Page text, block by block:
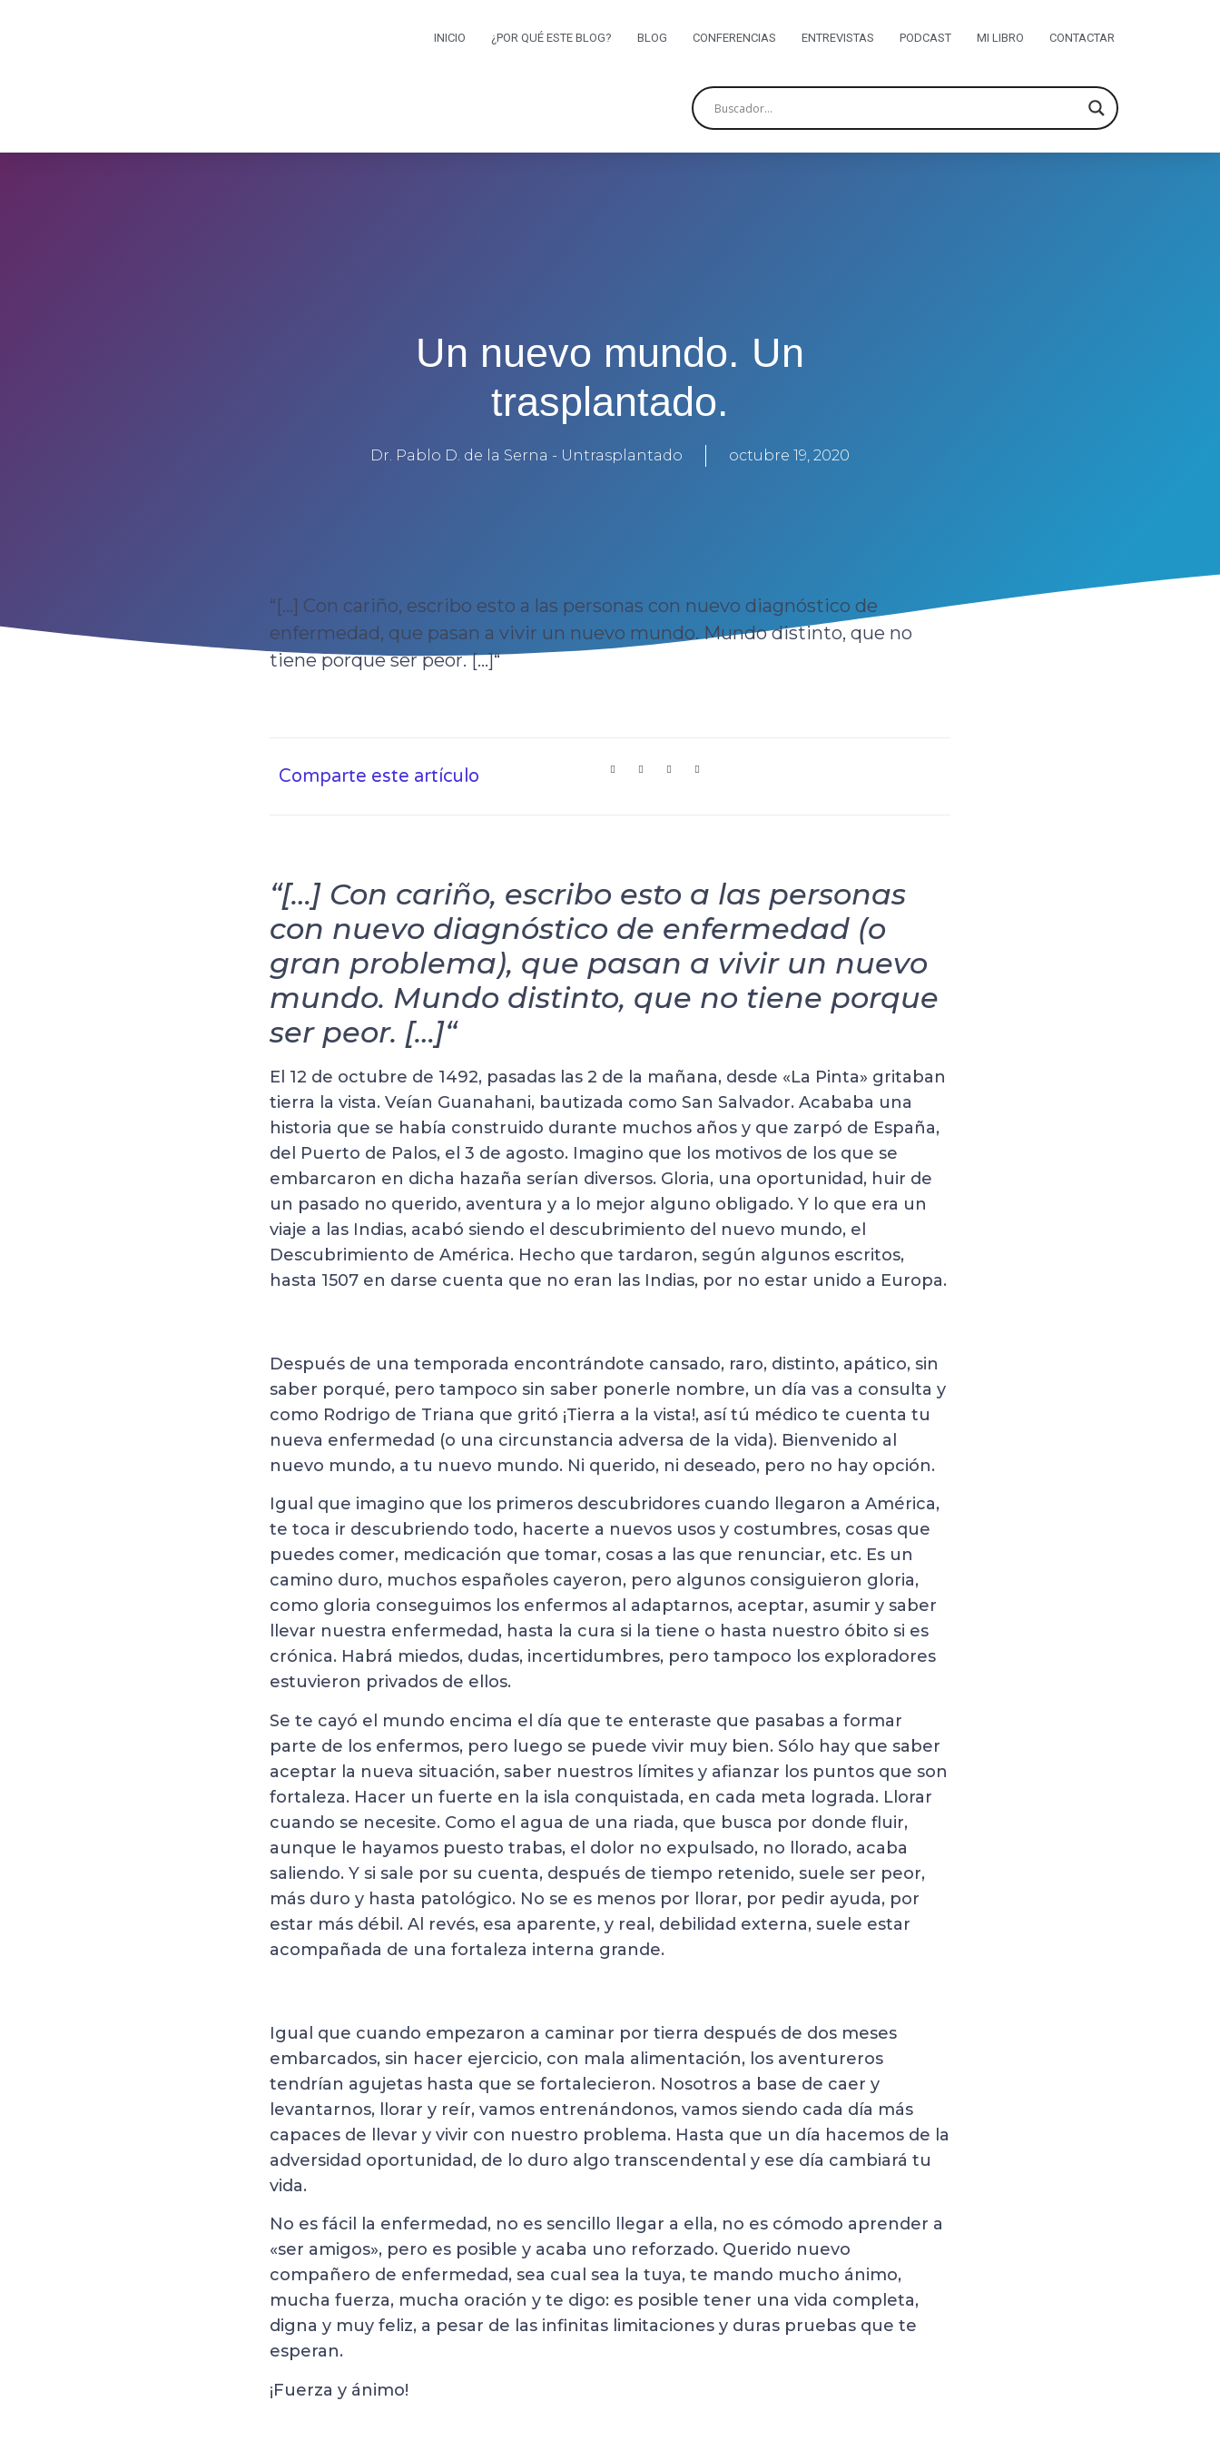
INICIO ¿POR QUÉ ESTE BLOG? BLOG CONFERENCIAS ENTREVISTAS PODCAST MI LIBRO CONTACTAR
Un nuevo mundo. Un
trasplantado.
Dr. Pablo D. de la Serna - Untrasplantado octubre 19, 2020
“[...] Con cariño, escribo esto a las personas con nuevo diagnóstico de
enfermedad, que pasan a vivir un nuevo mundo. Mundo distinto, que no
tiene porque ser peor. [...]“
Comparte este artículo
“[…] Con cariño, escribo esto a las personas
con nuevo diagnóstico de enfermedad (o
gran problema), que pasan a vivir un nuevo
mundo. Mundo distinto, que no tiene porque
ser peor. […]“
El 12 de octubre de 1492, pasadas las 2 de la mañana, desde «La Pinta» gritaban
tierra la vista. Veían Guanahani, bautizada como San Salvador. Acababa una
historia que se había construido durante muchos años y que zarpó de España,
del Puerto de Palos, el 3 de agosto. Imagino que los motivos de los que se
embarcaron en dicha hazaña serían diversos. Gloria, una oportunidad, huir de
un pasado no querido, aventura y a lo mejor alguno obligado. Y lo que era un
viaje a las Indias, acabó siendo el descubrimiento del nuevo mundo, el
Descubrimiento de América. Hecho que tardaron, según algunos escritos,
hasta 1507 en darse cuenta que no eran las Indias, por no estar unido a Europa.
Después de una temporada encontrándote cansado, raro, distinto, apático, sin
saber porqué, pero tampoco sin saber ponerle nombre, un día vas a consulta y
como Rodrigo de Triana que gritó ¡Tierra a la vista!, así tú médico te cuenta tu
nueva enfermedad (o una circunstancia adversa de la vida). Bienvenido al
nuevo mundo, a tu nuevo mundo. Ni querido, ni deseado, pero no hay opción.
Igual que imagino que los primeros descubridores cuando llegaron a América,
te toca ir descubriendo todo, hacerte a nuevos usos y costumbres, cosas que
puedes comer, medicación que tomar, cosas a las que renunciar, etc. Es un
camino duro, muchos españoles cayeron, pero algunos consiguieron gloria,
como gloria conseguimos los enfermos al adaptarnos, aceptar, asumir y saber
llevar nuestra enfermedad, hasta la cura si la tiene o hasta nuestro óbito si es
crónica. Habrá miedos, dudas, incertidumbres, pero tampoco los exploradores
estuvieron privados de ellos.
Se te cayó el mundo encima el día que te enteraste que pasabas a formar
parte de los enfermos, pero luego se puede vivir muy bien. Sólo hay que saber
aceptar la nueva situación, saber nuestros límites y afianzar los puntos que son
fortaleza. Hacer un fuerte en la isla conquistada, en cada meta lograda. Llorar
cuando se necesite. Como el agua de una riada, que busca por donde fluir,
aunque le hayamos puesto trabas, el dolor no expulsado, no llorado, acaba
saliendo. Y si sale por su cuenta, después de tiempo retenido, suele ser peor,
más duro y hasta patológico. No se es menos por llorar, por pedir ayuda, por
estar más débil. Al revés, esa aparente, y real, debilidad externa, suele estar
acompañada de una fortaleza interna grande.
Igual que cuando empezaron a caminar por tierra después de dos meses
embarcados, sin hacer ejercicio, con mala alimentación, los aventureros
tendrían agujetas hasta que se fortalecieron. Nosotros a base de caer y
levantarnos, llorar y reír, vamos entrenándonos, vamos siendo cada día más
capaces de llevar y vivir con nuestro problema. Hasta que un día hacemos de la
adversidad oportunidad, de lo duro algo transcendental y ese día cambiará tu
vida.
No es fácil la enfermedad, no es sencillo llegar a ella, no es cómodo aprender a
«ser amigos», pero es posible y acaba uno reforzado. Querido nuevo
compañero de enfermedad, sea cual sea la tuya, te mando mucho ánimo,
mucha fuerza, mucha oración y te digo: es posible tener una vida completa,
digna y muy feliz, a pesar de las infinitas limitaciones y duras pruebas que te
esperan.
¡Fuerza y ánimo!